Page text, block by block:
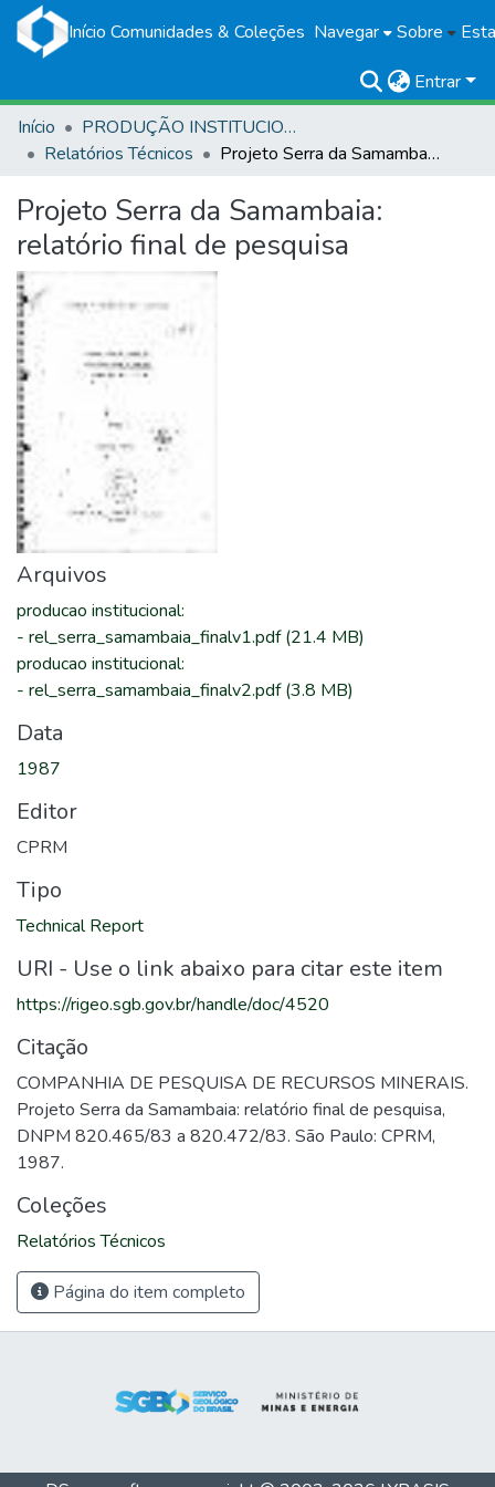
Início Comunidades & Coleções Navegar Sobre
Entrar
Início
PRODUÇÃO INSTITUCIONAL
Relatórios Técnicos
Projeto Serra da Samambaia: relatório final de pesquisa
Projeto Serra da Samambaia:
relatório final de pesquisa
Arquivos
producao institucional:
- rel_serra_samambaia_finalv1.pdf(21.4 MB)
producao institucional:
- rel_serra_samambaia_finalv2.pdf(3.8 MB)
Data
1987
Editor
CPRM
Tipo
Technical Report
URI - Use o link abaixo para citar este item
https://rigeo.sgb.gov.br/handle/doc/4520
Citação
COMPANHIA DE PESQUISA DE RECURSOS MINERAIS.
Projeto Serra da Samambaia: relatório final de pesquisa,
DNPM 820.465/83 a 820.472/83. São Paulo: CPRM,
1987.
Coleções
Relatórios Técnicos
Página do item completo